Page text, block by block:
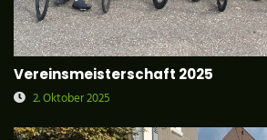
Vereinsmeisterschaft 2025
2. Oktober 2025